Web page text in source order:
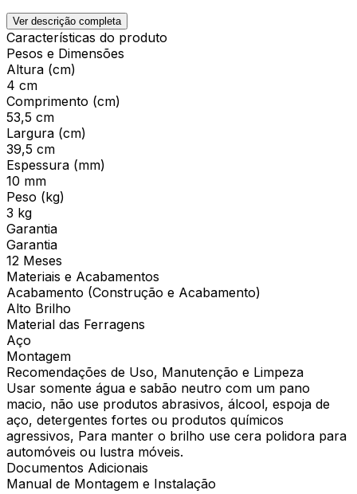
Ver descrição completa
Características do produto
Pesos e Dimensões
Altura (cm)
4 cm
Comprimento (cm)
53,5 cm
Largura (cm)
39,5 cm
Espessura (mm)
10 mm
Peso (kg)
3 kg
Garantia
Garantia
12 Meses
Materiais e Acabamentos
Acabamento (Construção e Acabamento)
Alto Brilho
Material das Ferragens
Aço
Montagem
Recomendações de Uso, Manutenção e Limpeza
Usar somente água e sabão neutro com um pano
macio, não use produtos abrasivos, álcool, espoja de
aço, detergentes fortes ou produtos químicos
agressivos, Para manter o brilho use cera polidora para
automóveis ou lustra móveis.
Documentos Adicionais
Manual de Montagem e Instalação